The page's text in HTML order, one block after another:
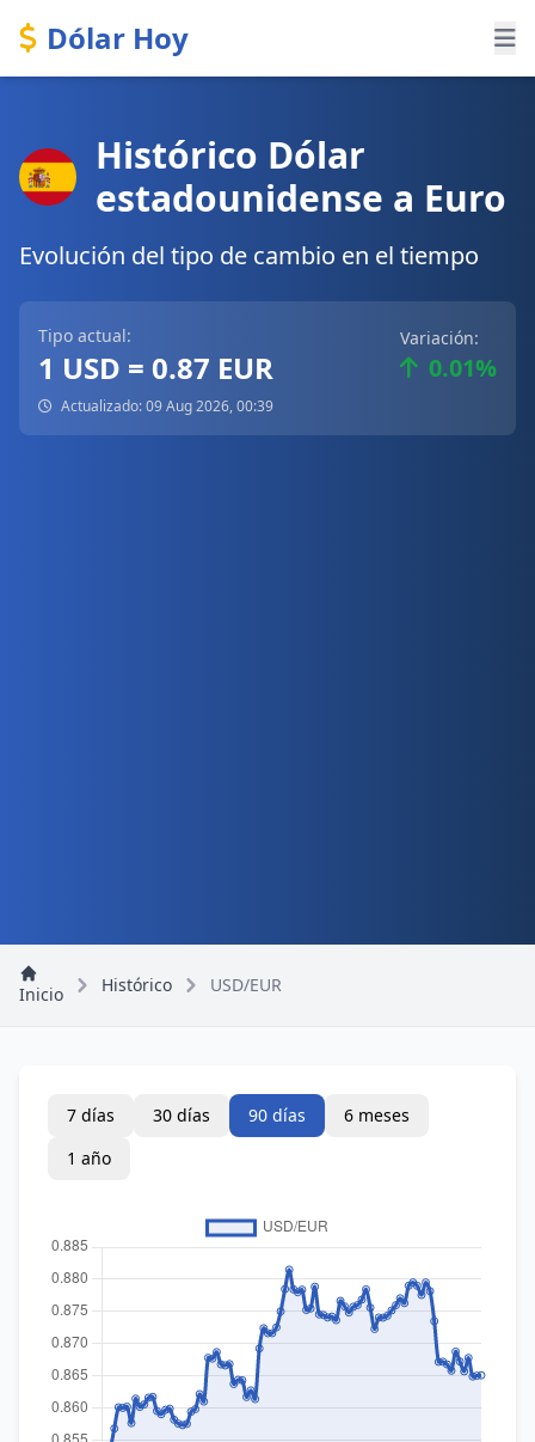
Dólar Hoy
Histórico Dólar
estadounidense a Euro
Evolución del tipo de cambio en el tiempo
Tipo actual:
1 USD = 0.87 EUR
Variación:
0.01%
Actualizado: 09 Aug 2026, 00:39
Inicio Histórico USD/EUR
7 días 30 días 90 días
6 meses
1 año